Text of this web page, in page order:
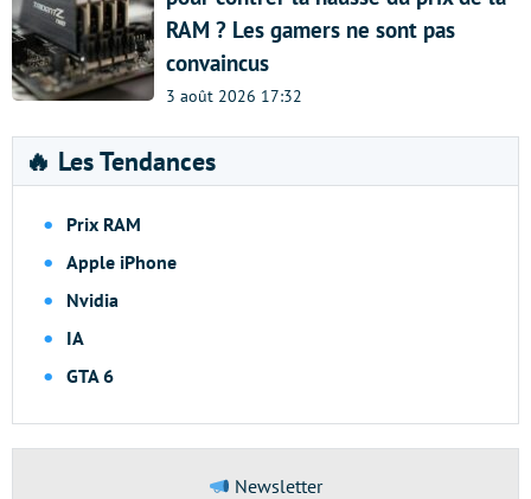
RAM ? Les gamers ne sont pas
convaincus
3 août 2026 17:32
🔥 Les Tendances
Prix RAM
Apple iPhone
Nvidia
IA
GTA 6
Newsletter